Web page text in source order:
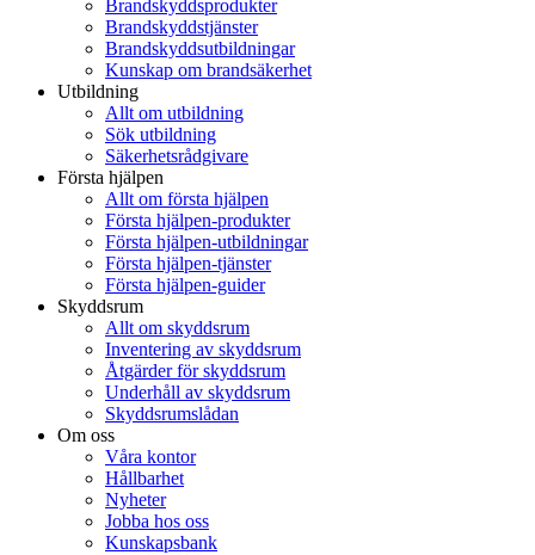
Brandskyddsprodukter
Brandskyddstjänster
Brandskyddsutbildningar
Kunskap om brandsäkerhet
Utbildning
Allt om utbildning
Sök utbildning
Säkerhetsrådgivare
Första hjälpen
Allt om första hjälpen
Första hjälpen-produkter
Första hjälpen-utbildningar
Första hjälpen-tjänster
Första hjälpen-guider
Skyddsrum
Allt om skyddsrum
Inventering av skyddsrum
Åtgärder för skyddsrum
Underhåll av skyddsrum
Skyddsrumslådan
Om oss
Våra kontor
Hållbarhet
Nyheter
Jobba hos oss
Kunskapsbank